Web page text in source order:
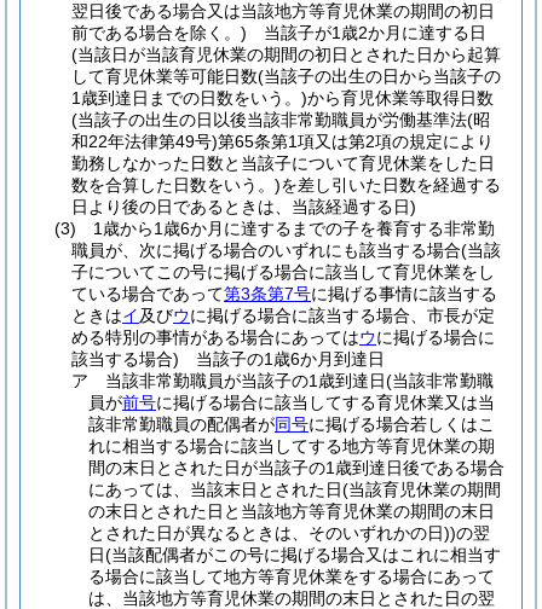
翌日後である場合又は当該地方等育児休業の期間の初日
前である場合を除く。) 当該子が1歳2か月に達する日
(当該日が当該育児休業の期間の初日とされた日から起算
して育児休業等可能日数(当該子の出生の日から当該子の
1歳到達日までの日数をいう。)から育児休業等取得日数
(当該子の出生の日以後当該非常勤職員が労働基準法(昭
和22年法律第49号)第65条第1項又は第2項の規定により
勤務しなかった日数と当該子について育児休業をした日
数を合算した日数をいう。)を差し引いた日数を経過する
日より後の日であるときは、当該経過する日)
(3)
1歳から1歳6か月に達するまでの子を養育する非常勤
職員が、次に掲げる場合のいずれにも該当する場合(当該
子についてこの号に掲げる場合に該当して育児休業をし
ている場合であって第3条第7号に掲げる事情に該当する
ときはイ及びウに掲げる場合に該当する場合、市長が定
める特別の事情がある場合にあってはウに掲げる場合に
該当する場合) 当該子の1歳6か月到達日
ア
当該非常勤職員が当該子の1歳到達日(当該非常勤職
員が前号に掲げる場合に該当してする育児休業又は当
該非常勤職員の配偶者が同号に掲げる場合若しくはこ
れに相当する場合に該当してする地方等育児休業の期
間の末日とされた日が当該子の1歳到達日後である場合
にあっては、当該末日とされた日(当該育児休業の期間
の末日とされた日と当該地方等育児休業の期間の末日
とされた日が異なるときは、そのいずれかの日))の翌
日(当該配偶者がこの号に掲げる場合又はこれに相当す
る場合に該当して地方等育児休業をする場合にあって
は、当該地方等育児休業の期間の末日とされた日の翌